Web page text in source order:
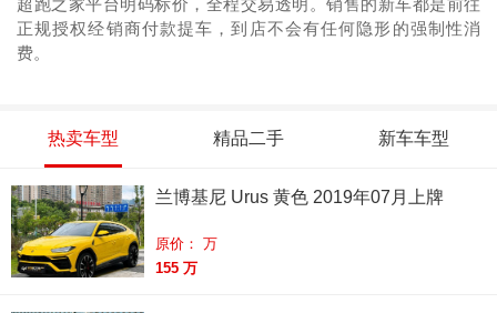
超跑之家平台明码标价，全程交易透明。销售的新车都是前往
正规授权经销商付款提车，到店不会有任何隐形的强制性消
费。
热卖车型 精品二手 新车车型
兰博基尼 Urus 黄色 2019年07月上牌
原价： 万
155 万